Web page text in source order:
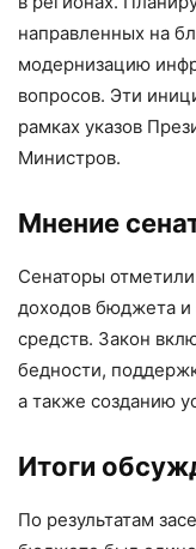
направленных на
модернизацию
вопросов. Эти
рамках указов
Министров.
Мнение
Сенаторы
доходов бюджета
средств. Закон
бедности,
а также созданию
Итоги
По результатам